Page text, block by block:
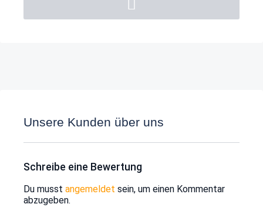
Unsere Kunden über uns
Schreibe eine Bewertung
Du musst angemeldet sein, um einen Kommentar
abzugeben.